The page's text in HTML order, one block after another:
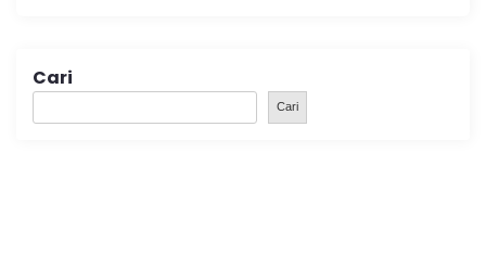
Cari
Cari